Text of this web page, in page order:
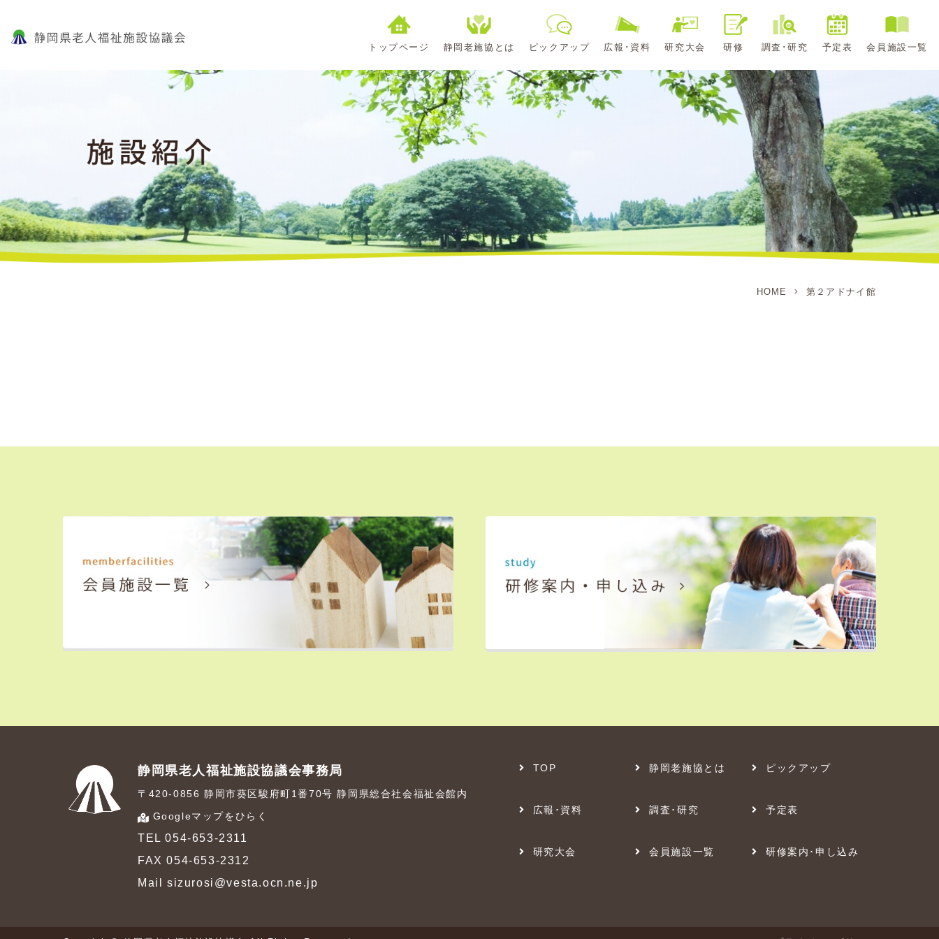
トップページ 静岡老施協とは ピックアップ 広報･資料 研究大会 研修 調査･研究 予定表 会員施設一覧
HOME 第２アドナイ館
TOP 静岡老施協とは ピックアップ
広報･資料 調査･研究 予定表
研究大会 会員施設一覧 研修案内･申し込み
静岡県老人福祉施設協議会事務局
〒420-0856 静岡市葵区駿府町1番70号 静岡県総合社会福祉会館内
Googleマップをひらく
TEL 054-653-2311
FAX 054-653-2312
Mail sizurosi@vesta.ocn.ne.jp